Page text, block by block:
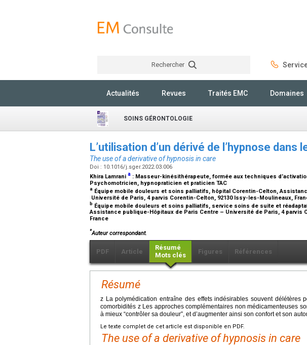
Rechercher
Actualités Revues Traités EMC Domaines
SOINS GÉRONTOLOGIE
L’utilisation d’un dérivé de l’hypnose dans
The use of a derivative of hypnosis in care
Doi : 10.1016/j.sger.2022.03.006
Khira Lamrani a : Masseur-kinésithérapeute, formée aux techniques
Psychomotricien, hypnopraticien et praticien TAC
a Équipe mobile douleurs et soins palliatifs, hôpital Corentin-Celton,
Université de Paris, 4 parvis Corentin-Celton, 92130 Issy-les-Moulineaux,
b Équipe mobile douleurs et soins palliatifs, service soins de suite et
Assistance publique-Hôpitaux de Paris Centre – Université de Paris, 4 parvis
France
*Auteur correspondant.
PDF Article
Résumé
Mots clés
Figures Références
Résumé
z La polymédication entraîne des effets indésirables souvent délétères
comorbidités z Les approches complémentaires non médicamenteuses
à mieux “contrôler sa douleur”, et d’augmenter ainsi son confort et son
Le texte complet de cet article est disponible en PDF.
The use of a derivative of hypnosis in care